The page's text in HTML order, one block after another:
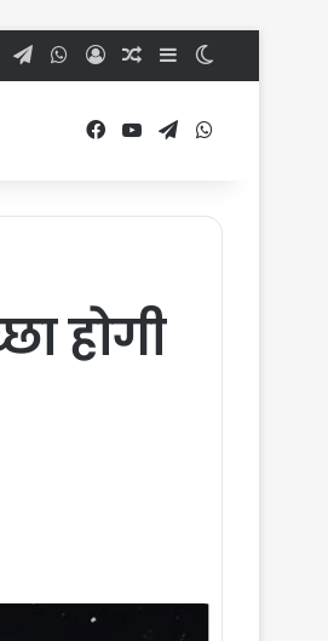
TelegramWhatsApp
Log InRandom Article
Sidebar
Facebook
YouTubeTelegram
होगी